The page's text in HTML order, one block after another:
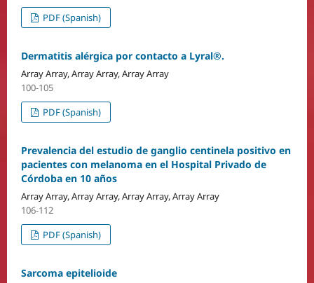
PDF (Spanish)
Dermatitis alérgica por contacto a Lyral®.
Array Array, Array Array, Array Array
100-105
PDF (Spanish)
Prevalencia del estudio de ganglio centinela positivo en
pacientes con melanoma en el Hospital Privado de
Córdoba en 10 años
Array Array, Array Array, Array Array, Array Array
106-112
PDF (Spanish)
Sarcoma epitelioide